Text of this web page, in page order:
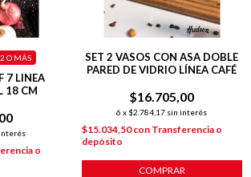
7 LINEA
18 CM
O MÁS
o
SET 2 VASOS CON ASA DOBLE
PARED DE VIDRIO LÍNEA CAFÉ
$16.705,00
6 x $2.784,17 sin interés
$15.034,50con Transferencia o
depósito
COMPRAR